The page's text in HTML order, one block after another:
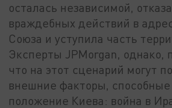
осталась независимой,
враждебных действий в
Союза и уступила часть
Эксперты JPMorgan, однако,
что на этот сценарий могут
внешние факторы,
положение Киева: война в